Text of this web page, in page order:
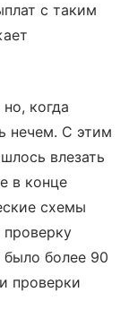
с таким
когда
нечем. С этим
влезать
в конце
схемы
более 90
проверки